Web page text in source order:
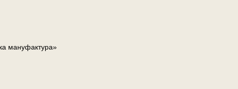
мануфактура»